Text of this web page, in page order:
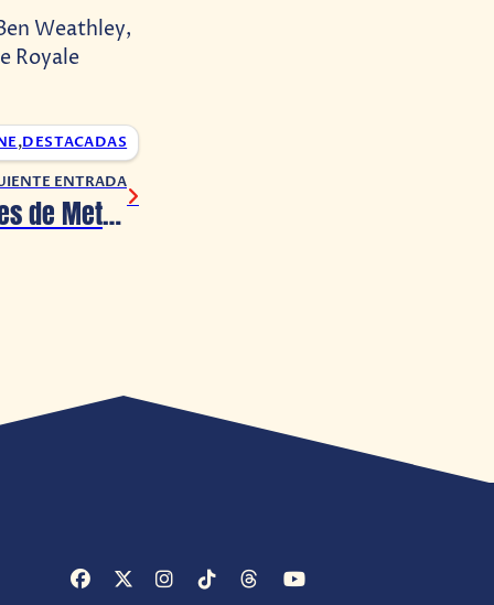
Weathley,
Royale
,DESTACADAS
ENTRADA
¡Agora, en Noches de Metal!